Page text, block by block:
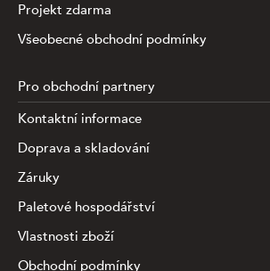
Projekt zdarma
Všeobecné obchodní podmínky
Pro obchodní partnery
Kontaktní informace
Doprava a skladování
Záruky
Paletové hospodářství
Vlastnosti zboží
Obchodní podmínky